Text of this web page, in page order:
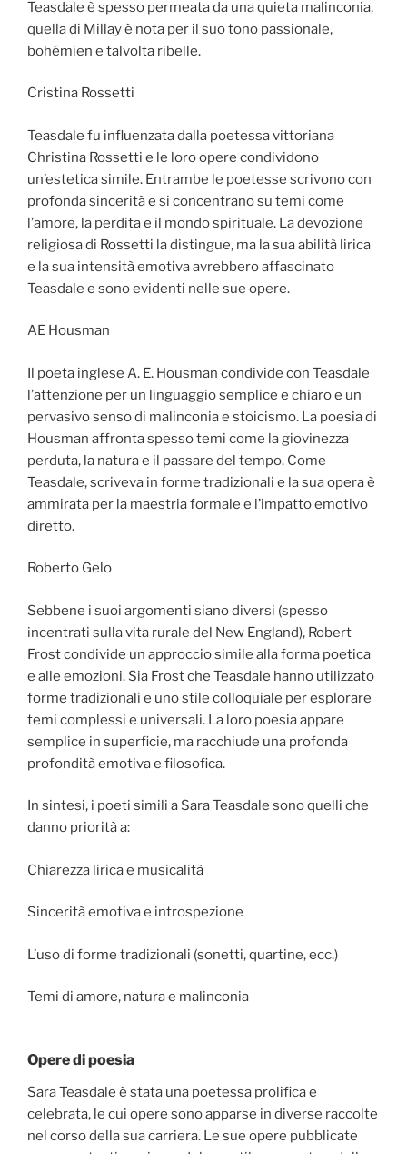
Teasdale è spesso permeata da una quieta malinconia,
quella di Millay è nota per il suo tono passionale,
bohémien e talvolta ribelle.
Cristina Rossetti
Teasdale fu influenzata dalla poetessa vittoriana
Christina Rossetti e le loro opere condividono
un’estetica simile. Entrambe le poetesse scrivono con
profonda sincerità e si concentrano su temi come
l’amore, la perdita e il mondo spirituale. La devozione
religiosa di Rossetti la distingue, ma la sua abilità lirica
e la sua intensità emotiva avrebbero affascinato
Teasdale e sono evidenti nelle sue opere.
AE Housman
Il poeta inglese A. E. Housman condivide con Teasdale
l’attenzione per un linguaggio semplice e chiaro e un
pervasivo senso di malinconia e stoicismo. La poesia di
Housman affronta spesso temi come la giovinezza
perduta, la natura e il passare del tempo. Come
Teasdale, scriveva in forme tradizionali e la sua opera è
ammirata per la maestria formale e l’impatto emotivo
diretto.
Roberto Gelo
Sebbene i suoi argomenti siano diversi (spesso
incentrati sulla vita rurale del New England), Robert
Frost condivide un approccio simile alla forma poetica
e alle emozioni. Sia Frost che Teasdale hanno utilizzato
forme tradizionali e uno stile colloquiale per esplorare
temi complessi e universali. La loro poesia appare
semplice in superficie, ma racchiude una profonda
profondità emotiva e filosofica.
In sintesi, i poeti simili a Sara Teasdale sono quelli che
danno priorità a:
Chiarezza lirica e musicalità
Sincerità emotiva e introspezione
L’uso di forme tradizionali (sonetti, quartine, ecc.)
Temi di amore, natura e malinconia
Opere di poesia
Sara Teasdale è stata una poetessa prolifica e
celebrata, le cui opere sono apparse in diverse raccolte
nel corso della sua carriera. Le sue opere pubblicate